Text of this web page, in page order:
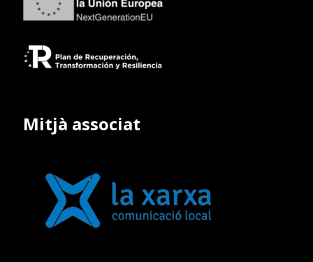
Mitjà associat